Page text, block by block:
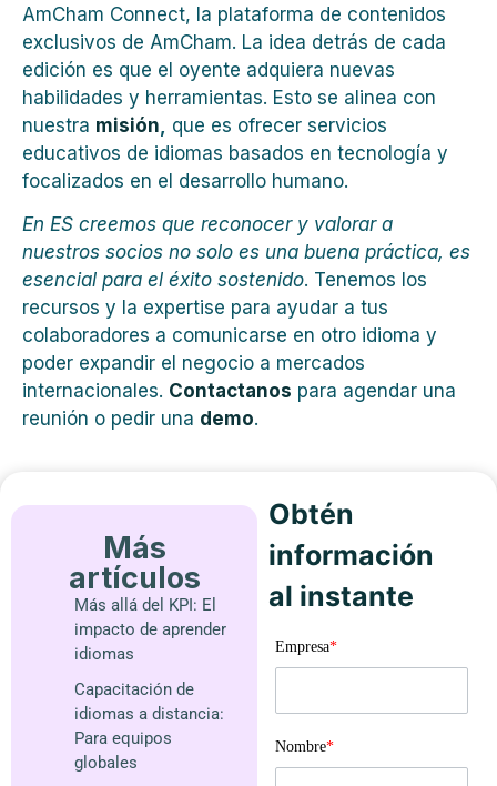
AmCham Connect, la plataforma de contenidos
exclusivos de AmCham. La idea detrás de cada
edición es que el oyente adquiera nuevas
habilidades y herramientas. Esto se alinea con
nuestra misión, que es ofrecer servicios
educativos de idiomas basados en tecnología y
focalizados en el desarrollo humano.
En ES creemos que reconocer y valorar a
nuestros socios no solo es una buena práctica, es
esencial para el éxito sostenido. Tenemos los
recursos y la expertise para ayudar a tus
colaboradores a comunicarse en otro idioma y
poder expandir el negocio a mercados
internacionales. Contactanos para agendar una
reunión o pedir una demo.
Más
artículos
Más allá del KPI: El
impacto de aprender
idiomas
Capacitación de
idiomas a distancia:
Para equipos
globales
Obtén
información
al instante
Empresa*
Nombre*